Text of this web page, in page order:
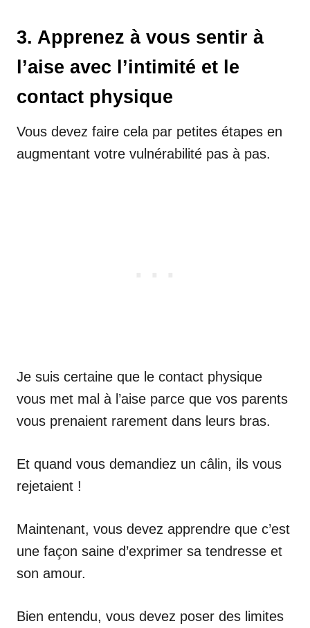
3. Apprenez à vous sentir à
l’aise avec l’intimité et le
contact physique
Vous devez faire cela par petites étapes en
augmentant votre vulnérabilité pas à pas.
Je suis certaine que le contact physique
vous met mal à l’aise parce que vos parents
vous prenaient rarement dans leurs bras.
Et quand vous demandiez un câlin, ils vous
rejetaient !
Maintenant, vous devez apprendre que c’est
une façon saine d’exprimer sa tendresse et
son amour.
Bien entendu, vous devez poser des limites